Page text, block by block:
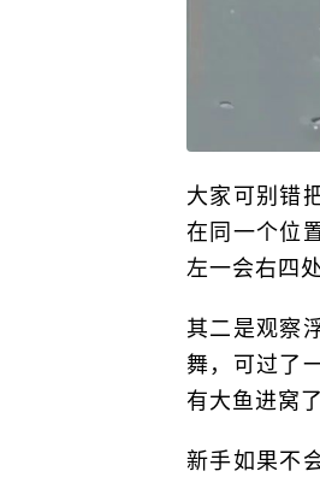
大家可别错
在同一个位
左一会右四
其二是观察
舞，可过了
有大鱼进窝了
新手如果不